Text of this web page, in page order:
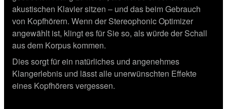
akustischen Klavier sitzen – und das beim Gebrauch
von Kopfhörern. Wenn der Stereophonic Optimizer
angewählt ist, klingt es für Sie so, als würde der Schall
aus dem Korpus kommen.
Dies sorgt für ein natürliches und angenehmes
Klangerlebnis und lässt alle unerwünschten Effekte
eines Kopfhörers vergessen.